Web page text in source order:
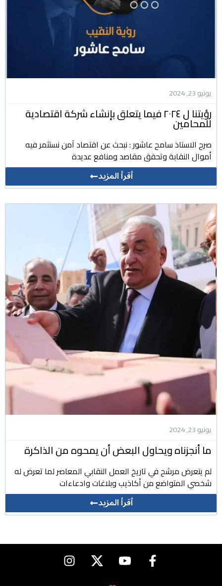
يونيو 23, 2024
رؤيتنا ل ٢٠٢٤ فيما يتعلق بإنشاء شركة اقتصادية
للمحامين
صرح الاستاذ سامح عاشور : نبحث عن اقتصاد آمن نستثمر فيه
أموال النقابة وتحقق مقاصد ومنافع عديدة
أقرأ المزيد
يونيو 23, 2024
ما أنجزناه ويحاول البعض أن يمحوه من الذاكرة
لم يتعرض مرشح في تاريخ العمل النقابي المعاصر لما تعرض له
شخصي المتواضع من أكاذيب وبلاغات وادعاءات
أقرأ المزيد